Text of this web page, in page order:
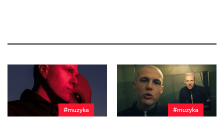
#muzyka #muzyka